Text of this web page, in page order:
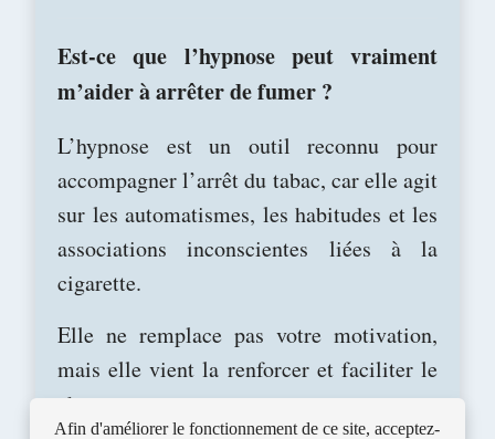
Afin d'améliorer le fonctionnement de ce site, acceptez-
Est-ce que l’hypnose peut vraiment
m’aider à arrêter de fumer ?
L’hypnose est un outil reconnu pour
accompagner l’arrêt du tabac, car elle agit
sur les automatismes, les habitudes et les
associations inconscientes liées à la
cigarette.
Elle ne remplace pas votre motivation,
mais elle vient la renforcer et faciliter le
changement.